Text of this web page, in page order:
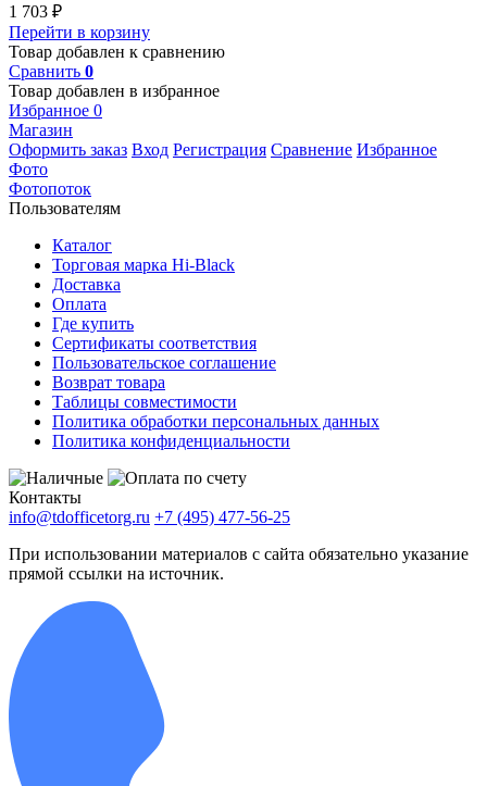
1 703 ₽
Перейти в корзину
Товар добавлен к сравнению
Сравнить 0
Товар добавлен в избранное
Избранное 0
Магазин
Оформить заказ Вход Регистрация Сравнение Избранное
Фото
Фотопоток
Пользователям
Каталог
Торговая марка Hi-Black
Доставка
Оплата
Где купить
Сертификаты соответствия
Пользовательское соглашение
Возврат товара
Таблицы совместимости
Политика обработки персональных данных
Политика конфиденциальности
Контакты
info@tdofficetorg.ru +7 (495) 477-56-25
При использовании материалов с сайта обязательно указание
прямой ссылки на источник.